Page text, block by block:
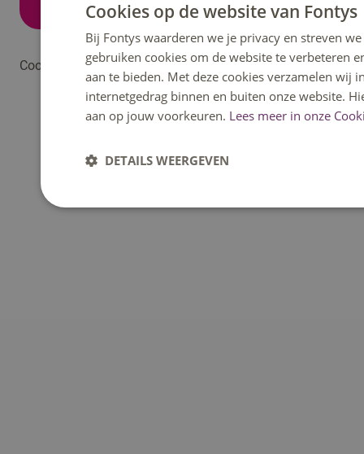
CookieverklaringPrivacyverklaring Fontys Hogeschool
Cookies op de website van Fontys
Bij Fontys waarderen we je privacy en streven
gebruiken cookies om de website te verbeteren
aan te bieden. Met deze cookies verzamelen wij
internetgedrag binnen en buiten onze website.
aan op jouw voorkeuren. Lees meer in onze
DETAILS WEERGEVEN